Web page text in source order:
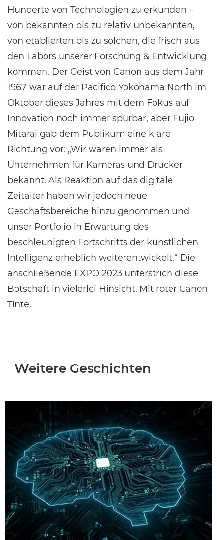
Hunderte von Technologien zu erkunden –
von bekannten bis zu relativ unbekannten,
von etablierten bis zu solchen, die frisch aus
den Labors unserer Forschung & Entwicklung
kommen. Der Geist von Canon aus dem Jahr
1967 war auf der Pacifico Yokohama North im
Oktober dieses Jahres mit dem Fokus auf
Innovation noch immer spürbar, aber Fujio
Mitarai gab dem Publikum eine klare
Richtung vor: „Wir waren immer als
Unternehmen für Kameras und Drucker
bekannt. Als Reaktion auf das digitale
Zeitalter haben wir jedoch neue
Geschäftsbereiche hinzu genommen und
unser Portfolio in Erwartung des
beschleunigten Fortschritts der künstlichen
Intelligenz erheblich weiterentwickelt.“ Die
anschließende EXPO 2023 unterstrich diese
Botschaft in vielerlei Hinsicht. Mit roter Canon
Tinte.
Weitere Geschichten